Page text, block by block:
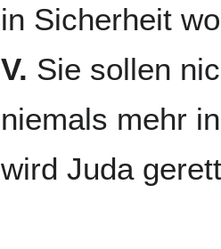
in Sicherheit
V. Sie sollen
niemals mehr
wird Juda